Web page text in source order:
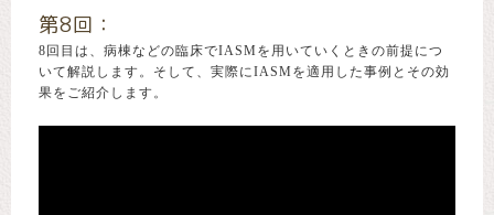
第8回：
8回目は、病棟などの臨床でIASMを用いていくときの前提につ
いて解説します。そして、実際にIASMを適用した事例とその効
果をご紹介します。